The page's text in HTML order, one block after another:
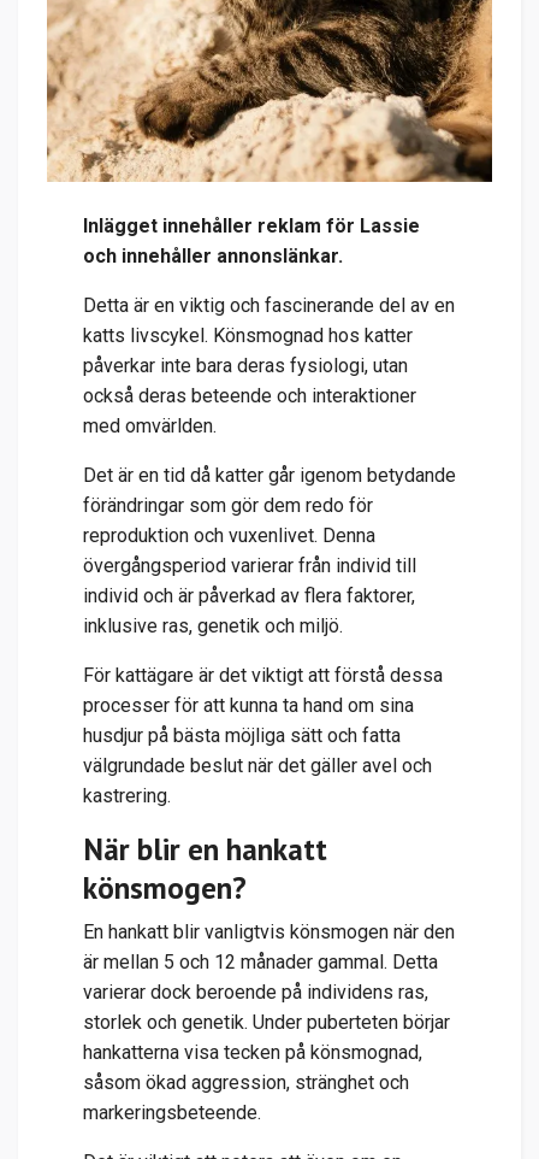
Inlägget innehåller reklam för Lassie
och innehåller annonslänkar.
Detta är en viktig och fascinerande del av en
katts livscykel. Könsmognad hos katter
påverkar inte bara deras fysiologi, utan
också deras beteende och interaktioner
med omvärlden.
Det är en tid då katter går igenom betydande
förändringar som gör dem redo för
reproduktion och vuxenlivet. Denna
övergångsperiod varierar från individ till
individ och är påverkad av flera faktorer,
inklusive ras, genetik och miljö.
För kattägare är det viktigt att förstå dessa
processer för att kunna ta hand om sina
husdjur på bästa möjliga sätt och fatta
välgrundade beslut när det gäller avel och
kastrering.
När blir en hankatt
könsmogen?
En hankatt blir vanligtvis könsmogen när den
är mellan 5 och 12 månader gammal. Detta
varierar dock beroende på individens ras,
storlek och genetik. Under puberteten börjar
hankatterna visa tecken på könsmognad,
såsom ökad aggression, stränghet och
markeringsbeteende.